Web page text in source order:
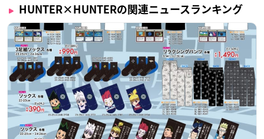
HUNTER×HUNTERの関連ニュースランキング